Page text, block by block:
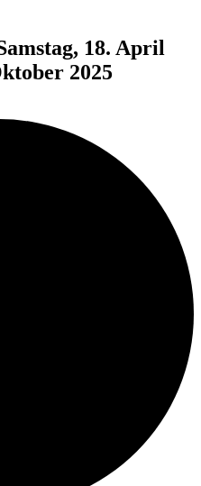
18. April
2025